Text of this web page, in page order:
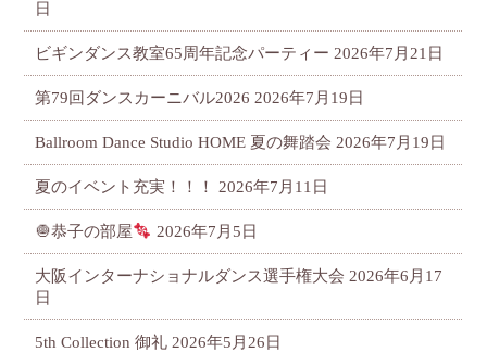
日
ビギンダンス教室65周年記念パーティー 2026年7月21日
第79回ダンスカーニバル2026 2026年7月19日
Ballroom Dance Studio HOME 夏の舞踏会 2026年7月19日
夏のイベント充実！！！ 2026年7月11日
🧅恭子の部屋 2026年7月5日
大阪インターナショナルダンス選手権大会 2026年6月17
日
5th Collection 御礼 2026年5月26日